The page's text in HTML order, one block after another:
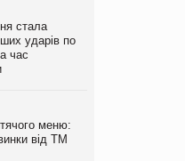
стала
ударів по
час
меню:
від ТМ
стала
ударів по
час
меню:
від ТМ